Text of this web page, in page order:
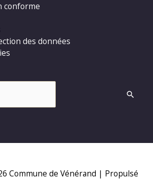
conforme
des données
Commune de Vénérand | Propulsé